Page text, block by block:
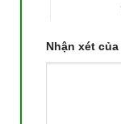
Nhận xét của